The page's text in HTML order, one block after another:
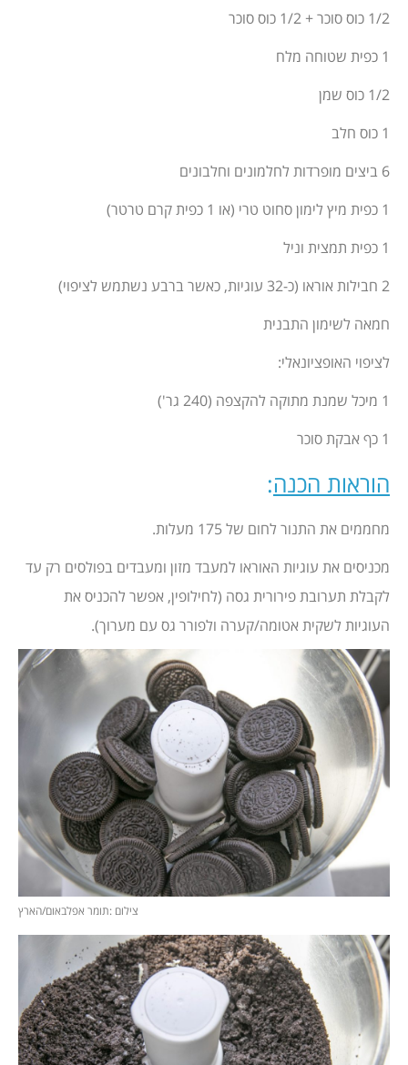
1/2 כוס סוכר + 1/2 כוס סוכר
1 כפית שטוחה מלח
1/2 כוס שמן
1 כוס חלב
6 ביצים מופרדות לחלמונים וחלבונים
1 כפית מיץ לימון סחוט טרי (או 1 כפית קרם טרטר)
1 כפית תמצית וניל
2 חבילות אוראו (כ-32 עוגיות, כאשר ברבע נשתמש לציפוי)
חמאה לשימון התבנית
לציפוי האופציונאלי:
1 מיכל שמנת מתוקה להקצפה (240 גר')
1 כף אבקת סוכר
הוראות הכנה:
מחממים את התנור לחום של 175 מעלות.
מכניסים את עוגיות האוראו למעבד מזון ומעבדים בפולסים רק עד
לקבלת תערובת פירורית גסה (לחילופין, אפשר להכניס את
העוגיות לשקית אטומה/קערה ולפורר גס עם מערוך).
צילום :תומר אפלבאום/הארץ